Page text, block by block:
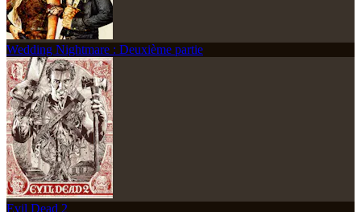
Wedding Nightmare : Deuxième partie
Evil Dead 2